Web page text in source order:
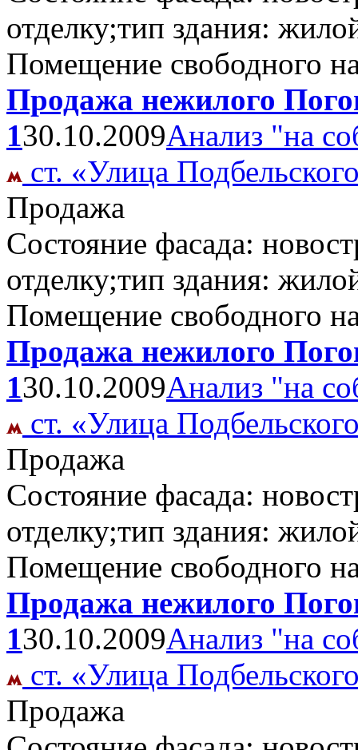
отделку;тип здания:
Помещение свободного
Продажа нежилого
130.10.2009Анализ "на
ст. «Улица
Продажа
Состояние фасада:
отделку;тип здания:
Помещение свободного
Продажа нежилого
130.10.2009Анализ "на
ст. «Улица
Продажа
Состояние фасада:
отделку;тип здания:
Помещение свободного
Продажа нежилого
130.10.2009Анализ "на
ст. «Улица
Продажа